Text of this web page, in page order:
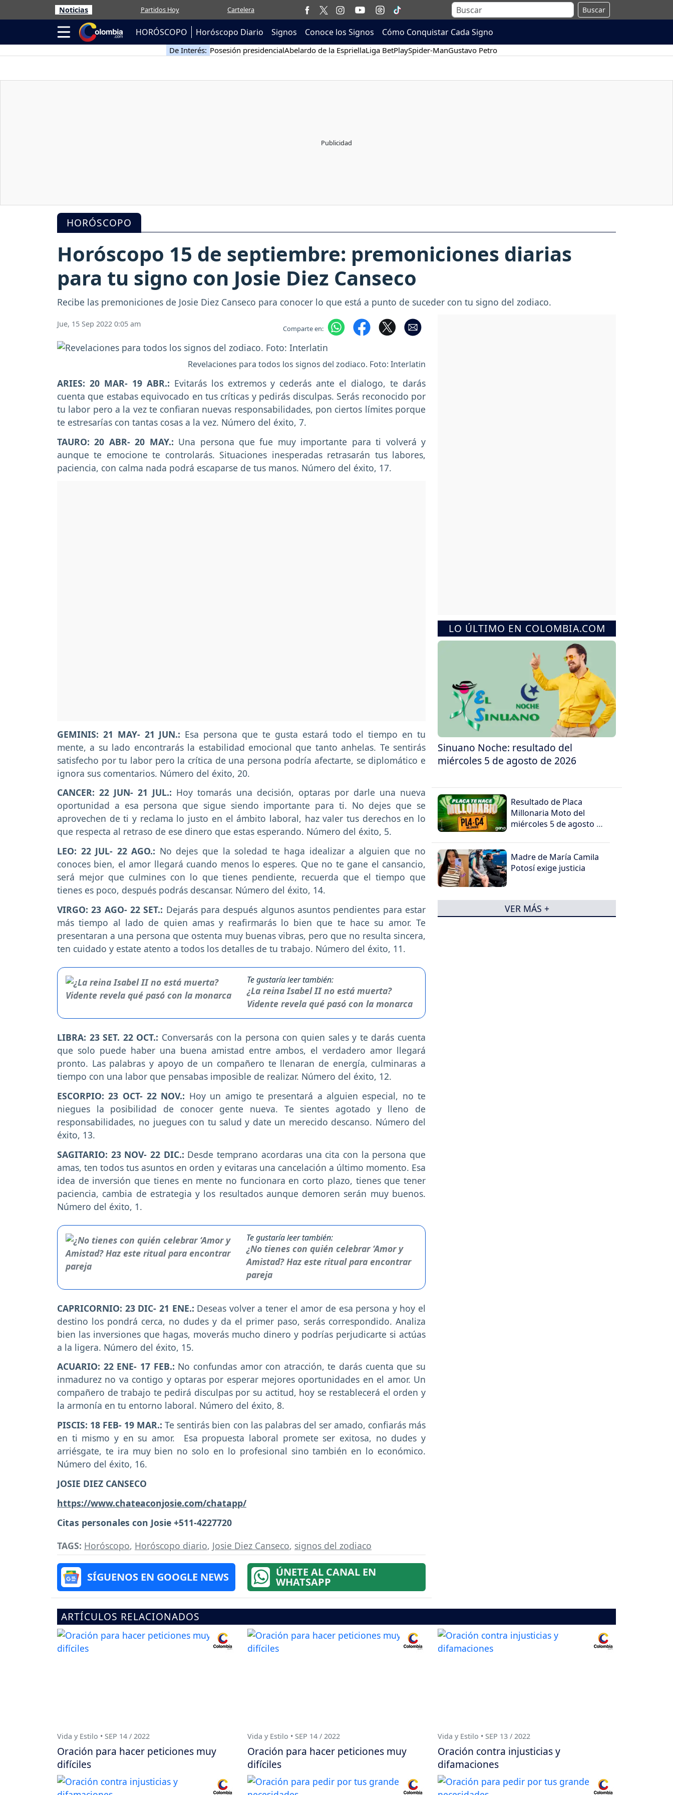
Noticias Partidos Hoy Cartelera Buscar
HORÓSCOPO Horóscopo Diario Signos Conoce los Signos Cómo Conquistar Cada Signo
De Interés: Posesión presidencialAbelardo de la EspriellaLiga BetPlaySpider-ManGustavo Petro
HORÓSCOPO
Horóscopo 15 de septiembre: premoniciones diarias
para tu signo con Josie Diez Canseco
Recibe las premoniciones de Josie Diez Canseco para conocer lo que está a punto de suceder con tu signo del zodiaco.
Jue, 15 Sep 2022 0:05 am Comparte en:
Revelaciones para todos los signos del zodiaco. Foto: Interlatin
ARIES: 20 MAR- 19 ABR.: Evitarás los extremos y cederás ante el dialogo, te darás
cuenta que estabas equivocado en tus críticas y pedirás disculpas. Serás reconocido por
tu labor pero a la vez te confiaran nuevas responsabilidades, pon ciertos límites porque
te estresarías con tantas cosas a la vez. Número del éxito, 7.
TAURO: 20 ABR- 20 MAY.: Una persona que fue muy importante para ti volverá y
aunque te emocione te controlarás. Situaciones inesperadas retrasarán tus labores,
paciencia, con calma nada podrá escaparse de tus manos. Número del éxito, 17.
GEMINIS: 21 MAY- 21 JUN.: Esa persona que te gusta estará todo el tiempo en tu
mente, a su lado encontrarás la estabilidad emocional que tanto anhelas. Te sentirás
satisfecho por tu labor pero la crítica de una persona podría afectarte, se diplomático e
ignora sus comentarios. Número del éxito, 20.
CANCER: 22 JUN- 21 JUL.: Hoy tomarás una decisión, optaras por darle una nueva
oportunidad a esa persona que sigue siendo importante para ti. No dejes que se
aprovechen de ti y reclama lo justo en el ámbito laboral, haz valer tus derechos en lo
que respecta al retraso de ese dinero que estas esperando. Número del éxito, 5.
LEO: 22 JUL- 22 AGO.: No dejes que la soledad te haga idealizar a alguien que no
conoces bien, el amor llegará cuando menos lo esperes. Que no te gane el cansancio,
será mejor que culmines con lo que tienes pendiente, recuerda que el tiempo que
tienes es poco, después podrás descansar. Número del éxito, 14.
VIRGO: 23 AGO- 22 SET.: Dejarás para después algunos asuntos pendientes para estar
más tiempo al lado de quien amas y reafirmarás lo bien que te hace su amor. Te
presentaran a una persona que ostenta muy buenas vibras, pero que no resulta sincera,
ten cuidado y estate atento a todos los detalles de tu trabajo. Número del éxito, 11.
Te gustaría leer también:
¿La reina Isabel II no está muerta?
Vidente revela qué pasó con la monarca
LIBRA: 23 SET. 22 OCT.: Conversarás con la persona con quien sales y te darás cuenta
que solo puede haber una buena amistad entre ambos, el verdadero amor llegará
pronto. Las palabras y apoyo de un compañero te llenaran de energía, culminaras a
tiempo con una labor que pensabas imposible de realizar. Número del éxito, 12.
ESCORPIO: 23 OCT- 22 NOV.: Hoy un amigo te presentará a alguien especial, no te
niegues la posibilidad de conocer gente nueva. Te sientes agotado y lleno de
responsabilidades, no juegues con tu salud y date un merecido descanso. Número del
éxito, 13.
SAGITARIO: 23 NOV- 22 DIC.: Desde temprano acordaras una cita con la persona que
amas, ten todos tus asuntos en orden y evitaras una cancelación a último momento. Esa
idea de inversión que tienes en mente no funcionara en corto plazo, tienes que tener
paciencia, cambia de estrategia y los resultados aunque demoren serán muy buenos.
Número del éxito, 1.
Te gustaría leer también:
¿No tienes con quién celebrar ‘Amor y
Amistad? Haz este ritual para encontrar
pareja
CAPRICORNIO: 23 DIC- 21 ENE.: Deseas volver a tener el amor de esa persona y hoy el
destino los pondrá cerca, no dudes y da el primer paso, serás correspondido. Analiza
bien las inversiones que hagas, moverás mucho dinero y podrías perjudicarte si actúas
a la ligera. Número del éxito, 15.
ACUARIO: 22 ENE- 17 FEB.: No confundas amor con atracción, te darás cuenta que su
inmadurez no va contigo y optaras por esperar mejores oportunidades en el amor. Un
compañero de trabajo te pedirá disculpas por su actitud, hoy se restablecerá el orden y
la armonía en tu entorno laboral. Número del éxito, 8.
PISCIS: 18 FEB- 19 MAR.:Te sentirás bien con las palabras del ser amado, confiarás más
en ti mismo y en su amor. Esa propuesta laboral promete ser exitosa, no dudes y
arriésgate, te ira muy bien no solo en lo profesional sino también en lo económico.
Número del éxito, 16.
JOSIE DIEZ CANSECO
https://www.chateaconjosie.com/chatapp/
Citas personales con Josie +511-4227720
TAGS: Horóscopo, Horóscopo diario, Josie Diez Canseco, signos del zodiaco
SÍGUENOS EN GOOGLE NEWS ÚNETE AL CANAL EN
WHATSAPP
LO ÚLTIMO EN COLOMBIA.COM
Sinuano Noche: resultado del
miércoles 5 de agosto de 2026
Resultado de Placa
Millonaria Moto del
miércoles 5 de agosto de
Madre de María Camila
Potosí exige justicia
VER MÁS +
ARTÍCULOS RELACIONADOS
Vida y Estilo • SEP 14 / 2022
Oración para hacer peticiones muy
difíciles
Vida y Estilo • SEP 14 / 2022
Oración para hacer peticiones muy
difíciles
Vida y Estilo • SEP 13 / 2022
Oración contra injusticias y
difamaciones